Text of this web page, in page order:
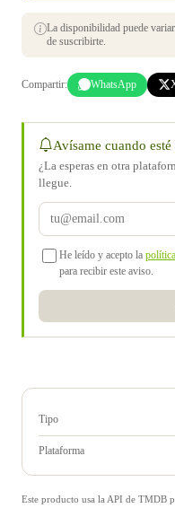
La disponibilidad puede
de suscribirte.
Compartir: WhatsApp
Avísame cuando
¿La esperas en otra
llegue.
He leído y acepto la
para recibir este aviso.
Tipo
Plataforma
Este producto usa la API de TMDB